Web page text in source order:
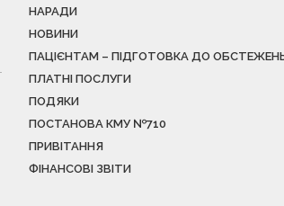
НАРАДИ
НОВИНИ
ПАЦІЄНТАМ – ПІДГОТОВКА ДО
ПЛАТНІ ПОСЛУГИ
ПОДЯКИ
ПОСТАНОВА КМУ №710
ПРИВІТАННЯ
ФІНАНСОВІ ЗВІТИ